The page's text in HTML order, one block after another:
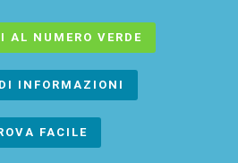
AL NUMERO VERDE
INFORMAZIONI
FACILE